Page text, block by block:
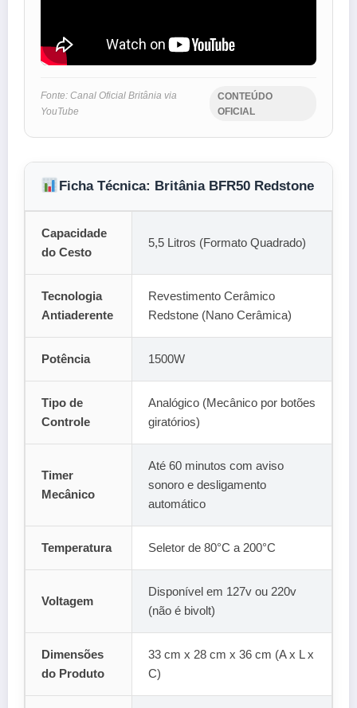
Fonte: Canal Oficial Britânia via
YouTube
CONTEÚDO
OFICIAL
Ficha Técnica: Britânia BFR50 Redstone
Capacidade
do Cesto
5,5 Litros (Formato Quadrado)
Tecnologia
Antiaderente
Revestimento Cerâmico
Redstone (Nano Cerâmica)
Potência 1500W
Tipo de
Controle
Analógico (Mecânico por botões
giratórios)
Timer
Mecânico
Até 60 minutos com aviso
sonoro e desligamento
automático
Temperatura Seletor de 80°C a 200°C
Voltagem
Disponível em 127v ou 220v
(não é bivolt)
Dimensões
do Produto
33 cm x 28 cm x 36 cm (A x L x
C)